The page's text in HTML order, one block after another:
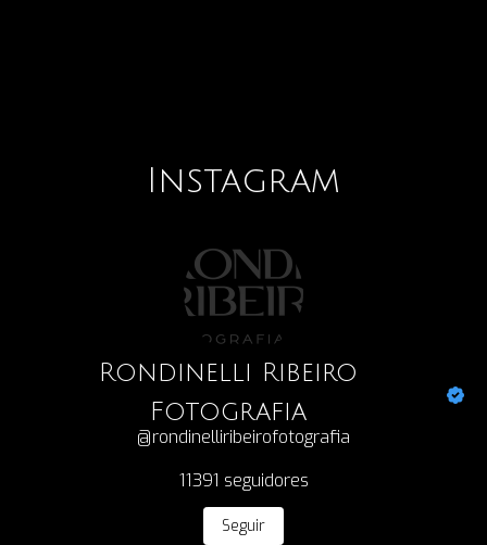
Instagram
Rondinelli Ribeiro
Fotografia
@rondinelliribeirofotografia
11391 seguidores
Seguir